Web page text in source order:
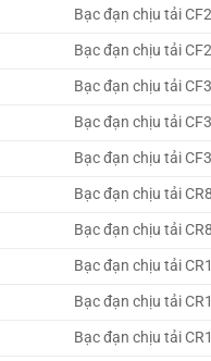
Bạc đạn chịu tải
Bạc đạn chịu tải
Bạc đạn chịu tải
Bạc đạn chịu tải
Bạc đạn chịu tải
Bạc đạn chịu tải
Bạc đạn chịu tải
Bạc đạn chịu tải
Bạc đạn chịu tải
Bạc đạn chịu tải